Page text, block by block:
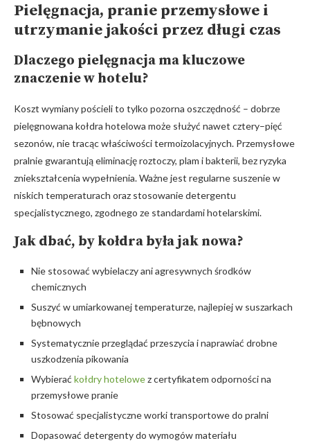
Pielęgnacja, pranie przemysłowe i
utrzymanie jakości przez długi czas
Dlaczego pielęgnacja ma kluczowe
znaczenie w hotelu?
Koszt wymiany pościeli to tylko pozorna oszczędność – dobrze
pielęgnowana kołdra hotelowa może służyć nawet cztery–pięć
sezonów, nie tracąc właściwości termoizolacyjnych. Przemysłowe
pralnie gwarantują eliminację roztoczy, plam i bakterii, bez ryzyka
zniekształcenia wypełnienia. Ważne jest regularne suszenie w
niskich temperaturach oraz stosowanie detergentu
specjalistycznego, zgodnego ze standardami hotelarskimi.
Jak dbać, by kołdra była jak nowa?
Nie stosować wybielaczy ani agresywnych środków
chemicznych
Suszyć w umiarkowanej temperaturze, najlepiej w suszarkach
bębnowych
Systematycznie przeglądać przeszycia i naprawiać drobne
uszkodzenia pikowania
Wybierać kołdry hotelowez certyfikatem odporności na
przemysłowe pranie
Stosować specjalistyczne worki transportowe do pralni
Dopasować detergenty do wymogów materiału